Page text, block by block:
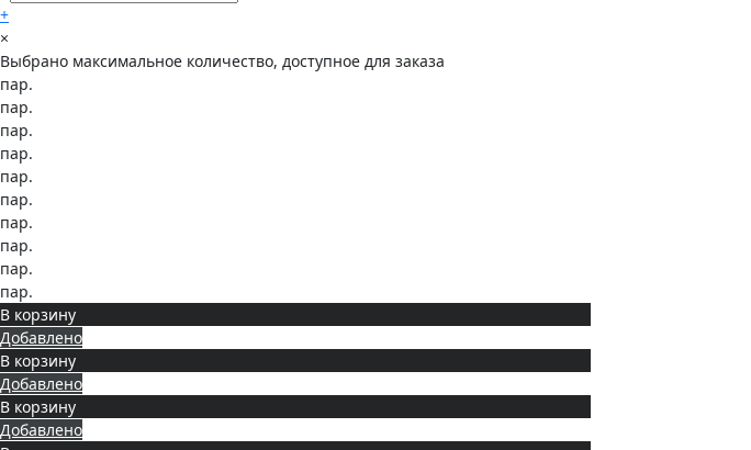
+
×
Выбрано максимальное количество, доступное для заказа
пар.
пар.
пар.
пар.
пар.
пар.
пар.
пар.
пар.
пар.
В корзину
Добавлено
В корзину
Добавлено
В корзину
Добавлено